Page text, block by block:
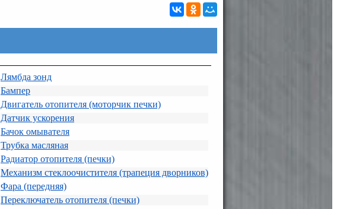
Лямбда зонд
Бампер
Двигатель отопителя (моторчик печки)
Датчик ускорения
Бачок омывателя
Трубка масляная
Радиатор отопителя (печки)
Механизм стеклоочистителя (трапеция дворников)
Фара (передняя)
Переключатель отопителя (печки)